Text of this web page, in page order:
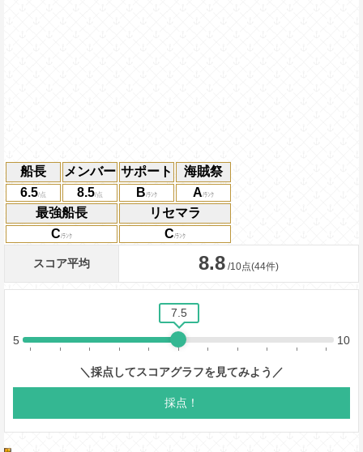
Lv5
になり、自分が船員の時は1ターン
を入れ替えることができ、状態異
異常無効以外の状態異常無効の効
ーンの間敵全体を熱傷状態にし、
ターンの間一味の攻撃を2.75倍、1
防御力ダウン中の敵に与えるダメ
メージを40%軽減、技属性に与え
増加する
船長 メンバー サポート
海賊祭
6.5
8.5 B
A
最強船長
リセマラ
C
C